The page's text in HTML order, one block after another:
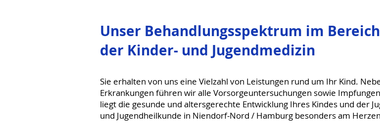
Unser Behandlungsspektrum im Bereich
der Kinder- und Jugendmedizin
Sie erhalten von uns eine Vielzahl von Leistungen rund um Ihr Kind.
Erkrankungen führen wir alle Vorsorgeuntersuchungen sowie
liegt die gesunde und altersgerechte Entwicklung Ihres Kindes und der
und Jugendheilkunde in Niendorf-Nord / Hamburg besonders am